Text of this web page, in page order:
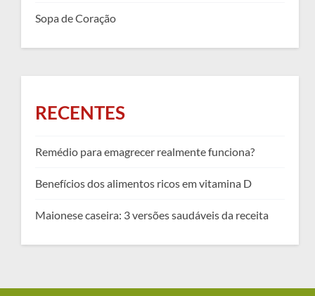
Sopa de Coração
RECENTES
Remédio para emagrecer realmente funciona?
Benefícios dos alimentos ricos em vitamina D
Maionese caseira: 3 versões saudáveis da receita